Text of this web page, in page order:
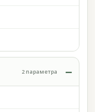
2 параметра